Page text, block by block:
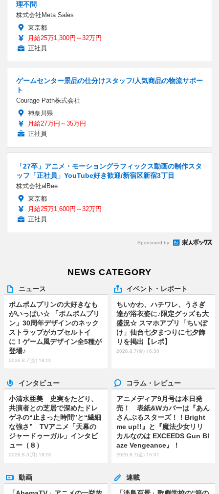
理不問
株式会社Meta Sales
東京都
月給25万1,300円～32万円
正社員
ゲームセンター景品の仕分けスタッフ/人気商品の物流サポー
ト
Courage Path株式会社
神奈川県
月給27万円～35万円
正社員
「27卒」アニメ・モーショングラフィックス動画の制作スタ
ッフ「正社員」YouTube好き歓迎/新宿区新宿3丁目
株式会社alBee
東京都
月給25万1,600円～32万円
正社員
Sponsored by
NEWS CATEGORY
ニュース
ポムポムプリンの大好きなも
がいっぱい☆ 「ポムポムプリ
ン」30周年デザインのネック
ストラップがカプセルトイ
に！ゲーム風デザイン全5種が
登場♪
2026.8.7(金) 18:00
イベント・レポート
ちいかわ、ハチワレ、うさぎ
達が浴衣姿に♪限定グッズも大
盛況☆ スマホアプリ「ちいぽ
け」仙台七夕まつりに七夕飾
りを掲出【レポ】
2026.8.7(金) 16:30
インタビュー
小清水亜美 史実をたどり、
共演者との芝居で深めたドレ
ゲネの“止まった時間”と“繊細
な強さ” TVアニメ「天幕の
ジャードゥーガル」インタビ
ュー（８）
2026.8.3(月) 18:00
コラム・レビュー
アニメディア9月号は本日発
売！ 表紙&Wカバーは『あん
さんぶるスターズ！！Bright
me up!!』と『魔法少女リリ
カルなのは EXCEEDS Gun Bl
aze Vengeance』！
2026.8.7(金) 15:01
動画 連載